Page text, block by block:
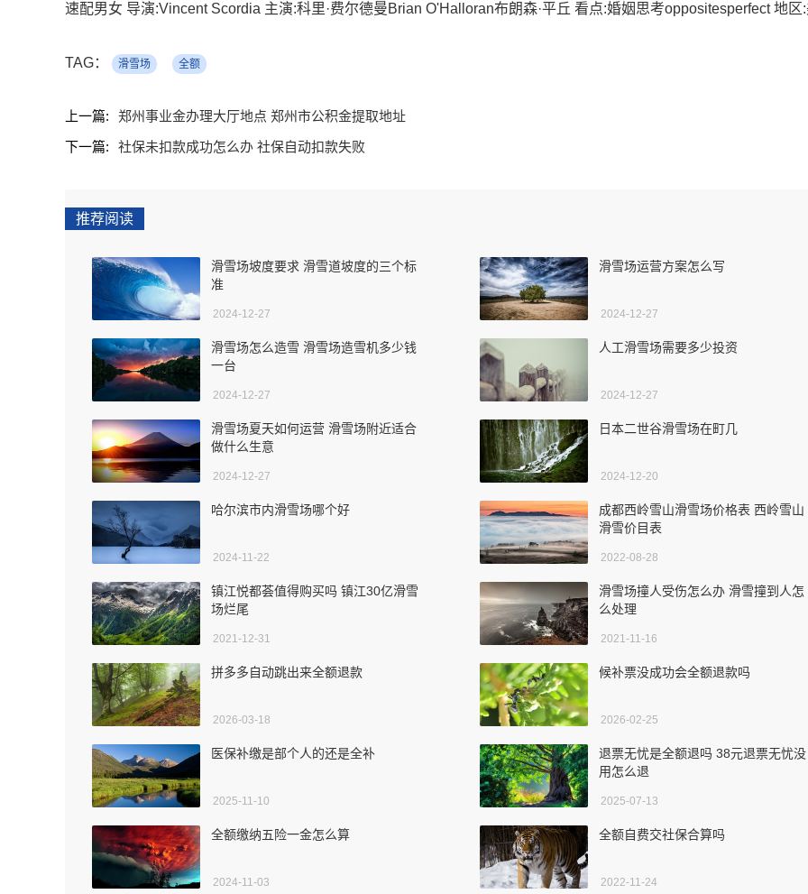
速配男女 导演:Vincent Scordia 主演:科里·费尔德曼Brian O'Halloran布朗森·平丘 看点:婚姻思考oppositesperfect 地区:
TAG： 滑雪场 全额
上一篇:
郑州事业金办理大厅地点 郑州市公积金提取地址
下一篇:
社保未扣款成功怎么办 社保自动扣款失败
推荐阅读
滑雪场坡度要求 滑雪道坡度的三个标
准
2024-12-27
滑雪场运营方案怎么写
2024-12-27
滑雪场怎么造雪 滑雪场造雪机多少钱
一台
2024-12-27
人工滑雪场需要多少投资
2024-12-27
滑雪场夏天如何运营 滑雪场附近适合
做什么生意
2024-12-27
日本二世谷滑雪场在町几
2024-12-20
哈尔滨市内滑雪场哪个好
2024-11-22
成都西岭雪山滑雪场价格表 西岭雪山
滑雪价目表
2022-08-28
镇江悦都荟值得购买吗 镇江30亿滑雪
场烂尾
2021-12-31
滑雪场撞人受伤怎么办 滑雪撞到人怎
么处理
2021-11-16
拼多多自动跳出来全额退款
2026-03-18
候补票没成功会全额退款吗
2026-02-25
医保补缴是部个人的还是全补
2025-11-10
退票无忧是全额退吗 38元退票无忧没
用怎么退
2025-07-13
全额缴纳五险一金怎么算
2024-11-03
全额自费交社保合算吗
2022-11-24